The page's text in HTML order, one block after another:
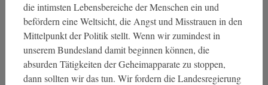
die intimsten Lebensbereiche der Menschen ein und
befördern eine Weltsicht, die Angst und Misstrauen in den
Mittelpunkt der Politik stellt. Wenn wir zumindest in
unserem Bundesland damit beginnen können, die
absurden Tätigkeiten der Geheimapparate zu stoppen,
dann sollten wir das tun. Wir fordern die Landesregierung